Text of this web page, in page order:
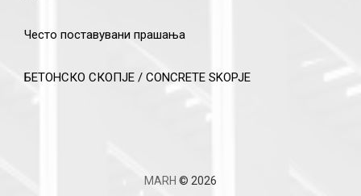
Често поставувани прашања
БЕТОНСКО СКОПЈЕ / CONCRETE SKOPJE
MARH © 2026